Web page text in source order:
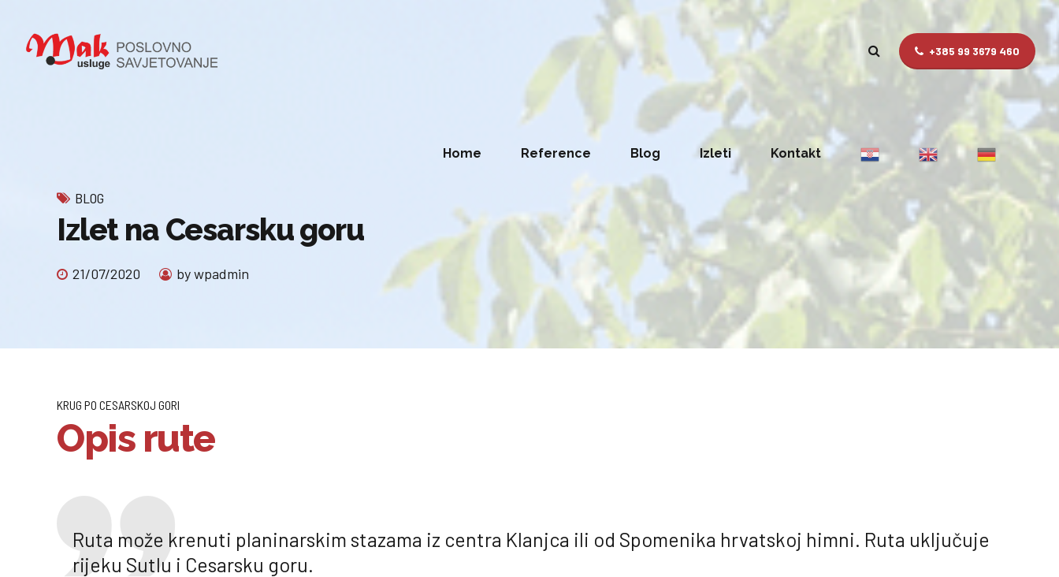
+385 99 3679 460
Home Reference Blog Izleti Kontakt
BLOG
Izlet na Cesarsku goru
21/07/2020 by wpadmin
KRUG PO CESARSKOJ GORI
Opis rute
Ruta može krenuti planinarskim stazama iz centra Klanjca ili od Spomenika hrvatskoj himni. Ruta uključuje
rijeku Sutlu i Cesarsku goru.